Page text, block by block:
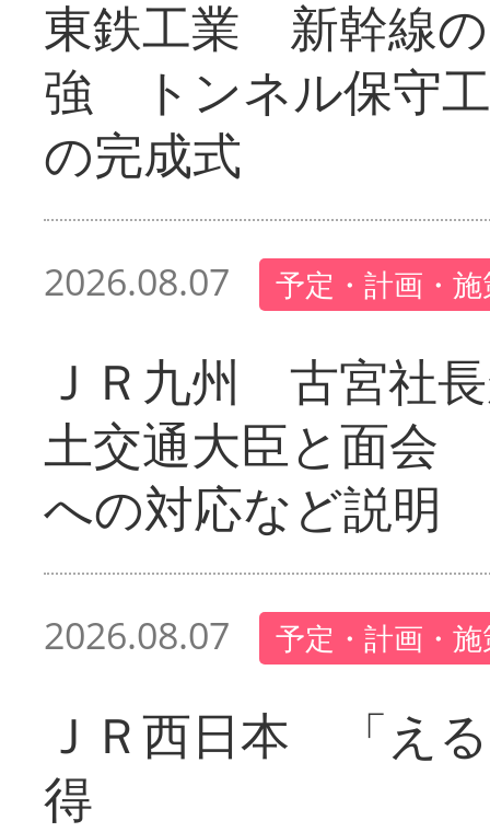
東鉄工業 新幹線
強 トンネル保守
の完成式
2026.08.07 予定・計画・
ＪＲ九州 古宮社
土交通大臣と面会
への対応など説明
2026.08.07 予定・計画・
ＪＲ西日本 「え
得